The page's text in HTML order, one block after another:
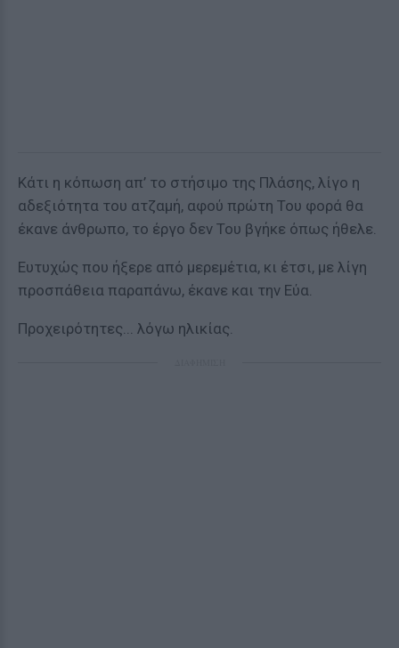
Κάτι η κόπωση απ’ το στήσιμο της Πλάσης, λίγο η
αδεξιότητα του ατζαμή, αφού πρώτη Του φορά θα
έκανε άνθρωπο, το έργο δεν Του βγήκε όπως ήθελε.
Ευτυχώς που ήξερε από μερεμέτια, κι έτσι, με λίγη
προσπάθεια παραπάνω, έκανε και την Εύα.
Προχειρότητες... λόγω ηλικίας.